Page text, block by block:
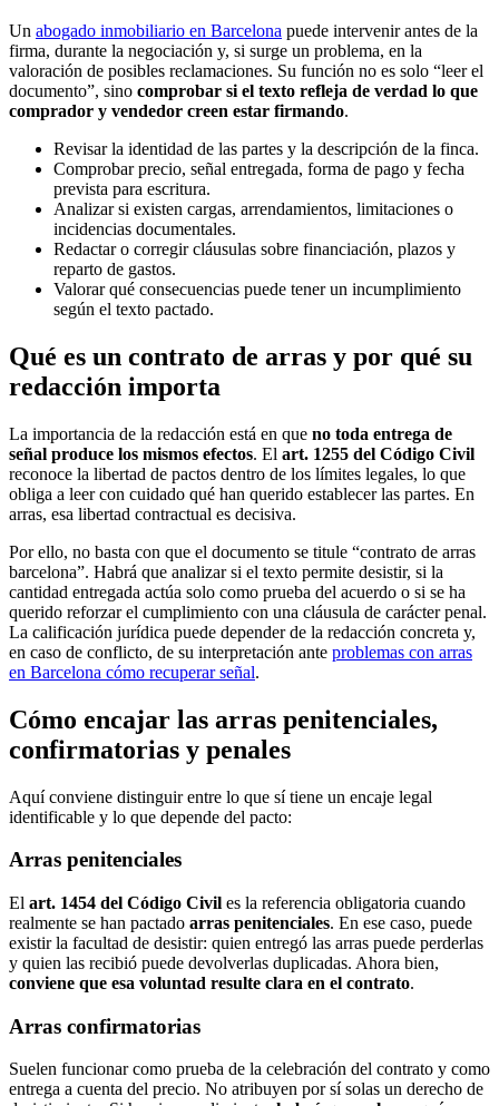
Un abogado inmobiliario en Barcelona puede intervenir antes de la
firma, durante la negociación y, si surge un problema, en la
valoración de posibles reclamaciones. Su función no es solo “leer el
documento”, sino comprobar si el texto refleja de verdad lo que
comprador y vendedor creen estar firmando.
Revisar la identidad de las partes y la descripción de la finca.
Comprobar precio, señal entregada, forma de pago y fecha
prevista para escritura.
Analizar si existen cargas, arrendamientos, limitaciones o
incidencias documentales.
Redactar o corregir cláusulas sobre financiación, plazos y
reparto de gastos.
Valorar qué consecuencias puede tener un incumplimiento
según el texto pactado.
Qué es un contrato de arras y por qué su
redacción importa
La importancia de la redacción está en que no toda entrega de
señal produce los mismos efectos. El art. 1255 del Código Civil
reconoce la libertad de pactos dentro de los límites legales, lo que
obliga a leer con cuidado qué han querido establecer las partes. En
arras, esa libertad contractual es decisiva.
Por ello, no basta con que el documento se titule “contrato de arras
barcelona”. Habrá que analizar si el texto permite desistir, si la
cantidad entregada actúa solo como prueba del acuerdo o si se ha
querido reforzar el cumplimiento con una cláusula de carácter penal.
La calificación jurídica puede depender de la redacción concreta y,
en caso de conflicto, de su interpretación ante problemas con arras
en Barcelona cómo recuperar señal.
Cómo encajar las arras penitenciales,
confirmatorias y penales
Aquí conviene distinguir entre lo que sí tiene un encaje legal
identificable y lo que depende del pacto:
Arras penitenciales
El art. 1454 del Código Civil es la referencia obligatoria cuando
realmente se han pactado arras penitenciales. En ese caso, puede
existir la facultad de desistir: quien entregó las arras puede perderlas
y quien las recibió puede devolverlas duplicadas. Ahora bien,
conviene que esa voluntad resulte clara en el contrato.
Arras confirmatorias
Suelen funcionar como prueba de la celebración del contrato y como
entrega a cuenta del precio. No atribuyen por sí solas un derecho de